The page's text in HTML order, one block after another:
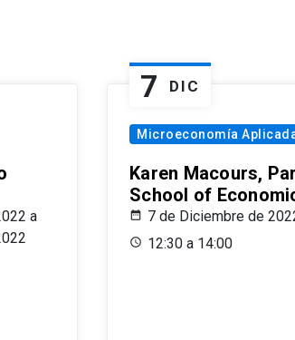
a
7 DIC
Microeconomía
Karen Macours,
School of
7 de Diciembre de
12:30 a 14:00